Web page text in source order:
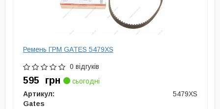
Ремень ГРМ GATES 5479XS
0 відгуків
595 грн
сьогодні
Артикул:
5479XS
Gates